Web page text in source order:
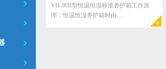
YH-90B型恒温恒湿标准养护箱工作原
理：恒温恒湿养护箱时由…